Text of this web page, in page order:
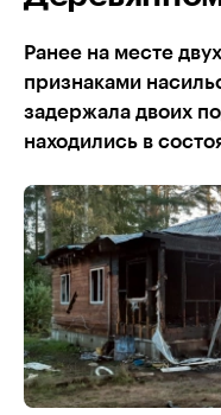
Ранее на месте
признаками
задержала двоих
находились в